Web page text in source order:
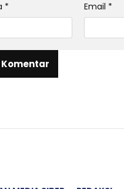
* Email *